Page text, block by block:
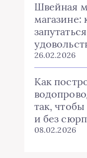
Швейная
магазине:
26.02.2026
Как
так,
и без
08.02.2026